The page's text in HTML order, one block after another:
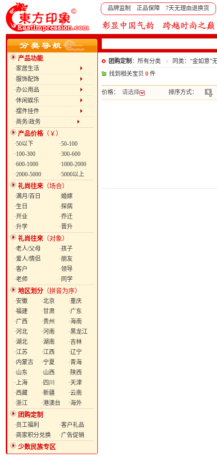
品牌监制 正品保障 7天无理由退换货
产品功能
·家居生活
·服饰配饰
·办公用品
·休闲娱乐
·摆件挂件
·商务/政务
产品价格（￥）
·50以下
·50-100
·100-300
·300-600
·600-1000
·1000-2000
·2000-5000
·5000以上
礼尚往来 （场合）
·满月/百日
·婚嫁
·生日
·探病
·开业
·乔迁
·升学
·晋升
礼尚往来 （对象）
·老人/父母
·孩子
·爱人/情侣
·朋友
·客户
·领导
·老师
·同学
地区划分 （拼音为序）
·安徽 ·北京
·重庆
·福建
·甘肃
·广东
·广西
·贵州
·海南
·河北
·河南
·黑龙江
·湖北
·湖南
·吉林
·江苏
·江西
·辽宁
·内蒙古
·宁夏
·青海
·山东
·山西
·陕西
·上海
·四川
·天津
·西藏
·新疆
·云南
·浙江
·港澳台 ·海外
团购定制
·员工福利
·客户礼品
·商家积分兑换
·广告促销
少数民族专区
团购定制 ：所有分类
同类：“金如意”
找到相关宝贝 0 件
价格： 请选择 排序方式：